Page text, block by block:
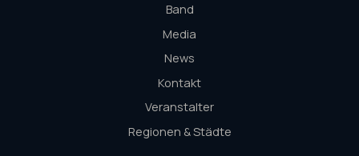
Band
Media
News
Kontakt
Veranstalter
Regionen & Städte